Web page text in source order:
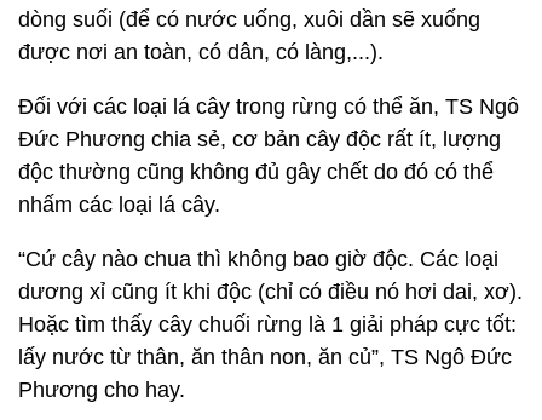
dòng suối (để có nước uống, xuôi dần sẽ xuống
được nơi an toàn, có dân, có làng,...).
Đối với các loại lá cây trong rừng có thể ăn, TS Ngô
Đức Phương chia sẻ, cơ bản cây độc rất ít, lượng
độc thường cũng không đủ gây chết do đó có thể
nhấm các loại lá cây.
“Cứ cây nào chua thì không bao giờ độc. Các loại
dương xỉ cũng ít khi độc (chỉ có điều nó hơi dai, xơ).
Hoặc tìm thấy cây chuối rừng là 1 giải pháp cực tốt:
lấy nước từ thân, ăn thân non, ăn củ”, TS Ngô Đức
Phương cho hay.